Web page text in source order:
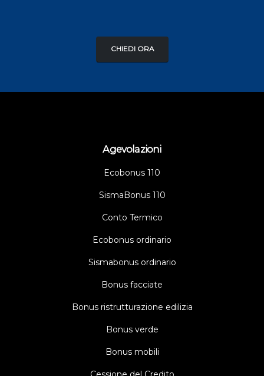
CHIEDI ORA
Agevolazioni
Ecobonus 110
SismaBonus 110
Conto Termico
Ecobonus ordinario
Sismabonus ordinario
Bonus facciate
Bonus ristrutturazione edilizia
Bonus verde
Bonus mobili